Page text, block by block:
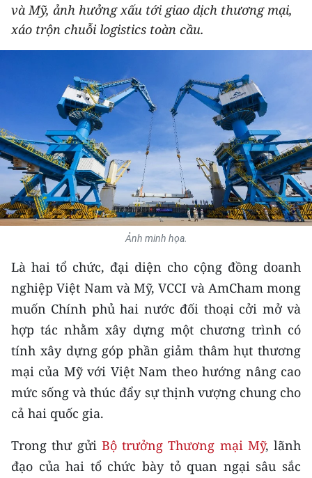
Y TẾ
MÔI TRƯỜNG
BẠN ĐỌC
KIỂM CHỨNG THÔNG TIN
TRI THỨC CHUYÊN SÂU
54 DÂN TỘC VIỆT NAM
CHƯƠNG TRÌNH OCOP - MỖI XÃ
MỘT SẢN PHẨM
RADIO
MEDIA CENTER
E-Magazine
Video
Media Kinh tế
và Mỹ, ảnh hưởng xấu tới giao dịch thương mại,
xáo trộn chuỗi logistics toàn cầu.
Ảnh minh họa.
Là hai tổ chức, đại diện cho cộng đồng doanh
nghiệp Việt Nam và Mỹ, VCCI và AmCham mong
muốn Chính phủ hai nước đối thoại cởi mở và
hợp tác nhằm xây dựng một chương trình có
tính xây dựng góp phần giảm thâm hụt thương
mại của Mỹ với Việt Nam theo hướng nâng cao
mức sống và thúc đẩy sự thịnh vượng chung cho
cả hai quốc gia.
Trong thư gửi Bộ trưởng Thương mại Mỹ, lãnh
đạo của hai tổ chức bày tỏ quan ngại sâu sắc